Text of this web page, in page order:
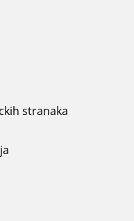
stranaka